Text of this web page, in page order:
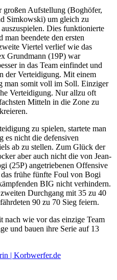
großen Aufstellung (Boghöfer,
Simkowski) um gleich zu
Dies funktionierte
beendete den ersten
Viertel verlief wie das
Grundmann (19P) war
in das Team einfindet und
der Verteidigung. Mit einem
man somit voll im Soll. Einziger
Verteidigung. Nur allzu oft
Mitteln in die Zone zu
zu spielen, startete man
es nicht die defensiven
ab zu stellen. Zum Glück der
aber auch nicht die von Jean-
(25P) angetriebenen Offensive
frühe fünfte Foul von Bogi
BIG nicht verhindern.
Durchgang mit 35 zu 40
90 zu 70 Sieg feiern.
nach wie vor das einzige Team
und bauen ihre Serie auf 13
| Korbwerfer.de